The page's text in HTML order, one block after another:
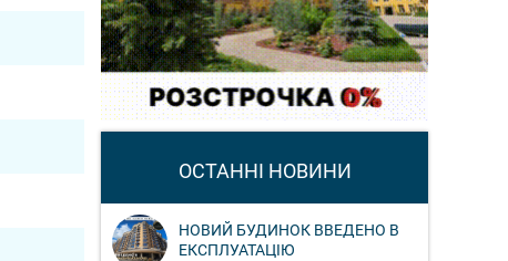
ОСТАННІ НОВИНИ
НОВИЙ БУДИНОК ВВЕДЕНО В
ЕКСПЛУАТАЦІЮ